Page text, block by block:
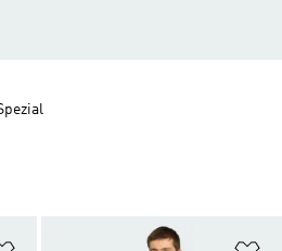
Tambahkan ke Wishlist